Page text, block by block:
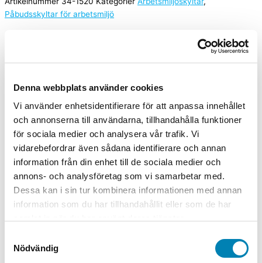
Denna webbplats använder cookies
Vi använder enhetsidentifierare för att anpassa innehållet
och annonserna till användarna, tillhandahålla funktioner
för sociala medier och analysera vår trafik. Vi
vidarebefordrar även sådana identifierare och annan
information från din enhet till de sociala medier och
annons- och analysföretag som vi samarbetar med.
Dessa kan i sin tur kombinera informationen med annan
information som du har tillhandahållit eller som de har
Nödvändig
Påbudsskyltar för arbetsmiljö
A2 (420x594mm), A3 (297x420mm), A4 (210x297mm),
Relaterade produkter
Arbetsmiljöskyltar
Påbudsskylt Hårnät måste användas
Från:65,00kr52,00kr ink. momsex. moms
Välj
alternativ
Den här produkten har flera varianter. De
olika alternativen kan väljas på produktsidan
Arbetsmiljöskyltar